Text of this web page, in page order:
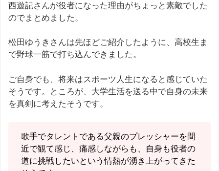
西遊記さんが役者になった理由がちょっと素敵でした
のでまとめました。
松田ゆうきさんは先ほどご紹介したように、高校生ま
で野球一筋で打ち込んできました。
ご自身でも、将来はスポーツ人生になると感じていた
そうです。ところが、大学生活を送る中で自身の未来
を真剣に考えたそうです。
歌手でタレントである父親のプレッシャーを間
近で観て感じ、痛感しながらも、自身も役者の
道に挑戦したいという情熱が湧き上がってきた